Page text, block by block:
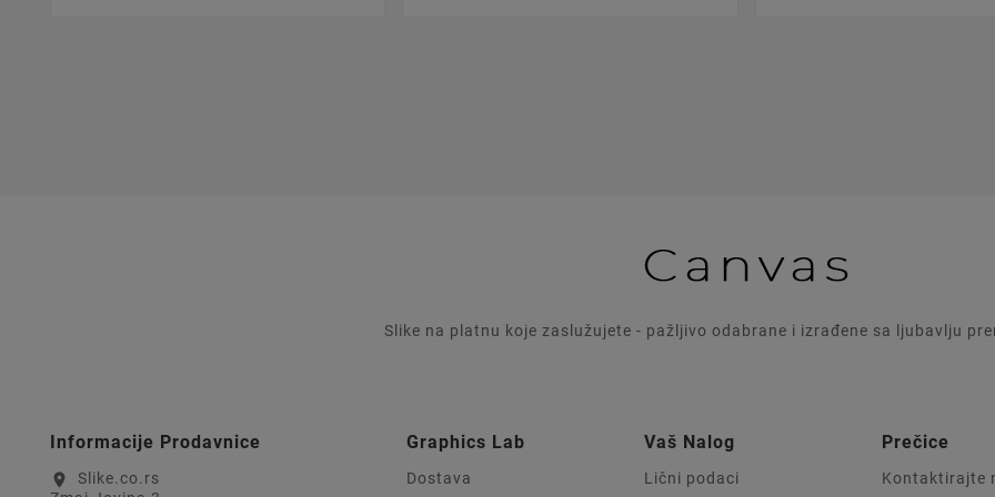
Slike na platnu koje zaslužujete - pažljivo odabrane i izrađene sa ljubavlju
Informacije Prodavnice
location_on
Slike.co.rs
Graphics Lab
Dostava
Vaš Nalog
Lični podaci
Prečice
Kontaktirajte